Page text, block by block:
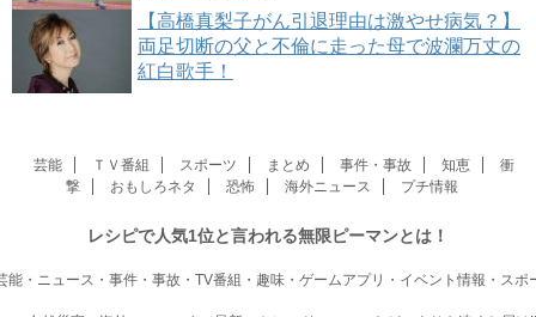
【高橋真梨子がん引退理由は激やせ病気？】
両足切断の父と不倫に走った母で波瀾万丈の
紅白歌手！
芸能 ＴＶ番組 スポーツ まとめ 事件・事故 知恵
衝
撃
おもしろネタ 恐怖 海外ニュース プチ情報
レシピで人気1位と言われる無限ピーマンとは！
能・ニュース・事件・事故・TV番組・趣味・ゲームアプリ・イベント情報・スポ